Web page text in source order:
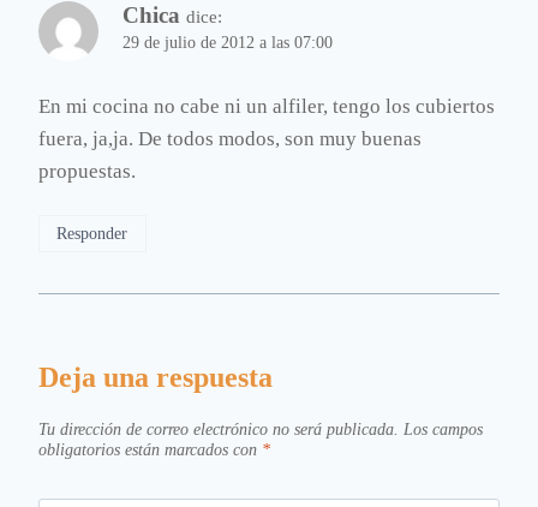
Chica dice:
29 de julio de 2012 a las 07:00
En mi cocina no cabe ni un alfiler, tengo los cubiertos
fuera, ja,ja. De todos modos, son muy buenas
propuestas.
Responder
Deja una respuesta
Tu dirección de correo electrónico no será publicada. Los campos
obligatorios están marcados con *